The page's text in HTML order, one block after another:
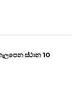
ස්ථාන 10